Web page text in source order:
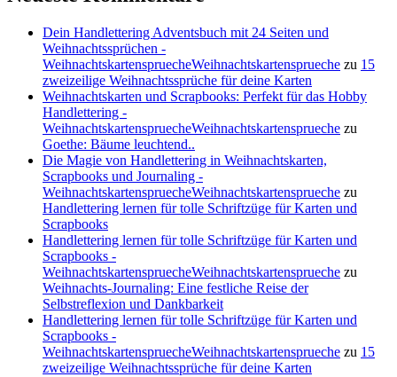
Dein Handlettering Adventsbuch mit 24 Seiten und
Weihnachtssprüchen -
WeihnachtskartenspruecheWeihnachtskartensprueche zu 15
zweizeilige Weihnachtssprüche für deine Karten
Weihnachtskarten und Scrapbooks: Perfekt für das Hobby
Handlettering -
WeihnachtskartenspruecheWeihnachtskartensprueche zu
Goethe: Bäume leuchtend..
Die Magie von Handlettering in Weihnachtskarten,
Scrapbooks und Journaling -
WeihnachtskartenspruecheWeihnachtskartensprueche zu
Handlettering lernen für tolle Schriftzüge für Karten und
Scrapbooks
Handlettering lernen für tolle Schriftzüge für Karten und
Scrapbooks -
WeihnachtskartenspruecheWeihnachtskartensprueche zu
Weihnachts-Journaling: Eine festliche Reise der
Selbstreflexion und Dankbarkeit
Handlettering lernen für tolle Schriftzüge für Karten und
Scrapbooks -
WeihnachtskartenspruecheWeihnachtskartensprueche zu 15
zweizeilige Weihnachtssprüche für deine Karten